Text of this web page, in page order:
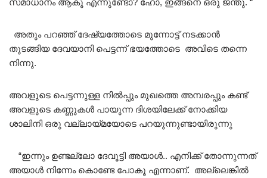
അതും പറഞ്ഞ് ദേഷ്യത്തോടെ മുന്നോട്ട് നടക്കാൻ
തുടങ്ങിയ ദേവയാനി പെട്ടന്ന് ഭയത്തോടെ അവിടെ തന്നെ
നിന്നു.
അവളുടെ പെട്ടന്നുള്ള നിൽപ്പും മുഖത്തെ അമ്പരപ്പും കണ്ട്
അവളുടെ കണ്ണുകൾ പായുന്ന ദിശയിലേക്ക് നോക്കിയ
ശാലിനി ഒരു വല്ലായ്മയോടെ പറയുന്നുണ്ടായിരുന്നു
“ഇന്നും ഉണ്ടല്ലോ ദേവൂട്ടി അയാൾ.. എനിക്ക് തോന്നുന്നത്
അയാൾ നിന്നേം കൊണ്ടേ പോകൂ എന്നാണ്. അല്ലെങ്കിൽ